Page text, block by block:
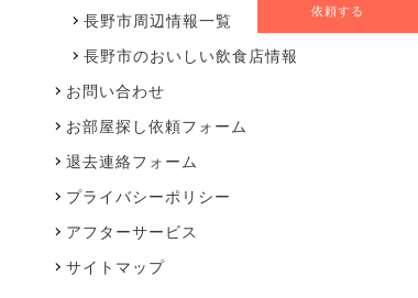
依頼する
長野市周辺情報一覧
長野市のおいしい飲食店情報
お問い合わせ
お部屋探し依頼フォーム
退去連絡フォーム
プライバシーポリシー
アフターサービス
サイトマップ